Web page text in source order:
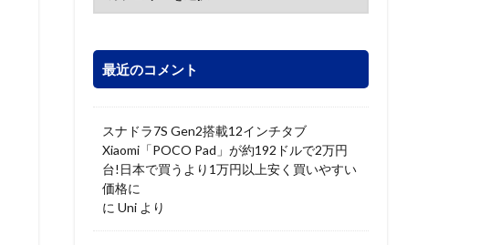
最近のコメント
スナドラ7S Gen2搭載12インチタブ
Xiaomi「POCO Pad」が約192ドルで2万円
台!日本で買うより1万円以上安く買いやすい
価格に
に Uni より